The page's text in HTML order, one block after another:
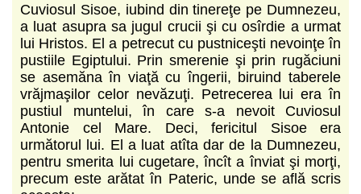
Cuviosul Sisoe, iubind din tinereţe pe Dumnezeu,
a luat asupra sa jugul crucii şi cu osîrdie a urmat
lui Hristos. El a petrecut cu pustniceşti nevoinţe în
pustiile Egiptului. Prin smerenie şi prin rugăciuni
se asemăna în viaţă cu îngerii, biruind taberele
vrăjmaşilor celor nevăzuţi. Petrecerea lui era în
pustiul muntelui, în care s-a nevoit Cuviosul
Antonie cel Mare. Deci, fericitul Sisoe era
următorul lui. El a luat atîta dar de la Dumnezeu,
pentru smerita lui cugetare, încît a înviat şi morţi,
precum este arătat în Pateric, unde se află scris